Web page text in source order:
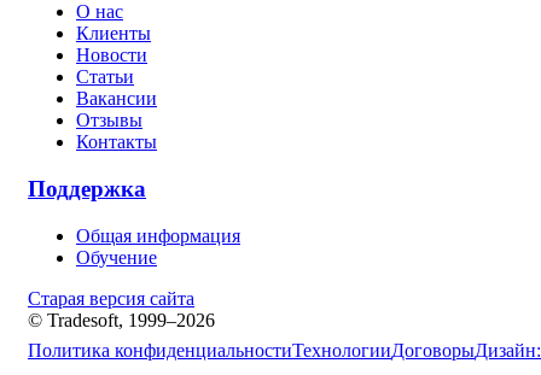
О нас
Клиенты
Новости
Статьи
Вакансии
Отзывы
Контакты
Поддержка
Общая информация
Обучение
Старая версия сайта
© Tradesoft, 1999–2026
Политика конфиденциальностиТехнологииДоговорыДизайн: